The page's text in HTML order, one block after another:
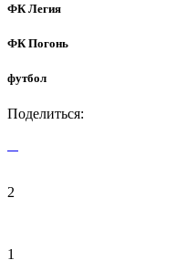
ФК Легия
ФК Погонь
футбол
Поделиться:
2
1